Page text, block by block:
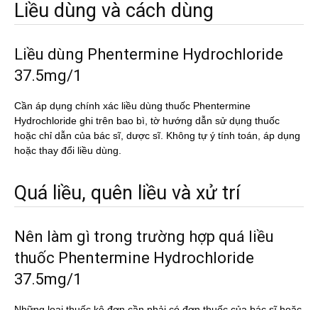
Liều dùng và cách dùng
Liều dùng Phentermine Hydrochloride
37.5mg/1
Cần áp dụng chính xác liều dùng thuốc Phentermine
Hydrochloride ghi trên bao bì, tờ hướng dẫn sử dụng thuốc
hoặc chỉ dẫn của bác sĩ, dược sĩ. Không tự ý tính toán, áp dụng
hoặc thay đổi liều dùng.
Quá liều, quên liều và xử trí
Nên làm gì trong trường hợp quá liều
thuốc Phentermine Hydrochloride
37.5mg/1